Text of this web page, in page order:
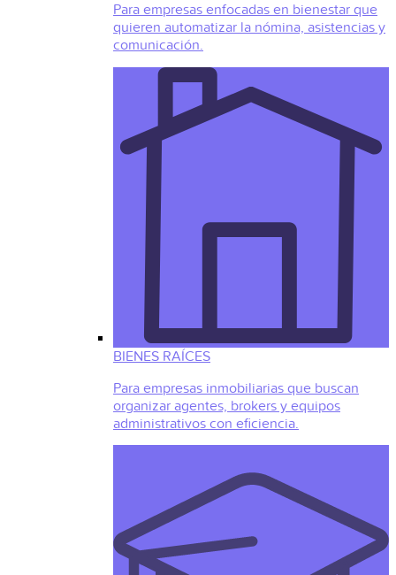
Para empresas enfocadas en bienestar que
quieren automatizar la nómina, asistencias y
comunicación.
BIENES RAÍCES
Para empresas inmobiliarias que buscan
organizar agentes, brokers y equipos
administrativos con eficiencia.